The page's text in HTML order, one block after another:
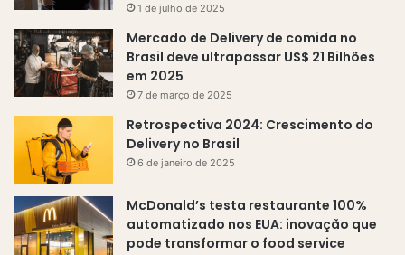
1 de julho de 2025
Mercado de Delivery de comida no
Brasil deve ultrapassar US$ 21 Bilhões
em 2025
7 de março de 2025
Retrospectiva 2024: Crescimento do
Delivery no Brasil
6 de janeiro de 2025
McDonald’s testa restaurante 100%
automatizado nos EUA: inovação que
pode transformar o food service